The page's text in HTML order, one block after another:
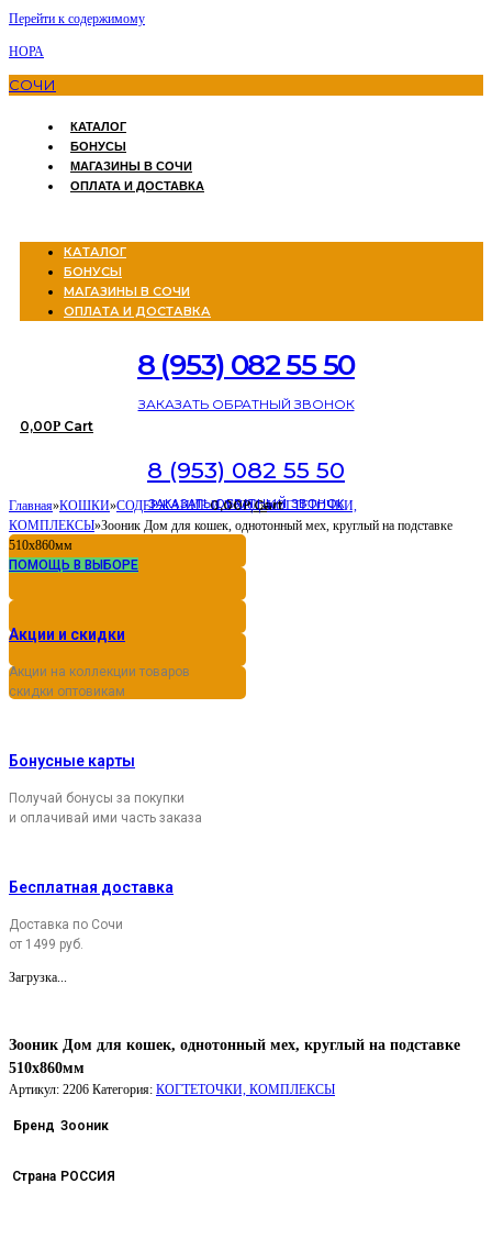
Перейти к содержимому
НОРА
СОЧИ
КАТАЛОГ
БОНУСЫ
МАГАЗИНЫ В СОЧИ
ОПЛАТА И ДОСТАВКА
КАТАЛОГ
БОНУСЫ
МАГАЗИНЫ В СОЧИ
ОПЛАТА И ДОСТАВКА
8 (953) 082 55 50
ЗАКАЗАТЬ ОБРАТНЫЙ ЗВОНОК
0,00Р Cart
8 (953) 082 55 50
ЗАКАЗАТЬ ОБРАТНЫЙ ЗВОНОК
0,00Р Cart
Главная»КОШКИ»СОДЕРЖАНИЕ И УХОД»КОГТЕТОЧКИ,
КОМПЛЕКСЫ»Зооник Дом для кошек, однотонный мех, круглый на подставке
510х860мм
ПОМОЩЬ В ВЫБОРЕ
Акции и скидки
Акции на коллекции товаров
скидки оптовикам
Бонусные карты
Получай бонусы за покупки
и оплачивай ими часть заказа
Бесплатная доставка
Доставка по Сочи
от 1499 руб.
Загрузка...
Зооник Дом для кошек, однотонный мех, круглый на подставке
510х860мм
Артикул: 2206 Категория: КОГТЕТОЧКИ, КОМПЛЕКСЫ
Бренд Зооник
Страна РОССИЯ